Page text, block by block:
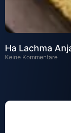
Ha Lachma
Keine Kommentare